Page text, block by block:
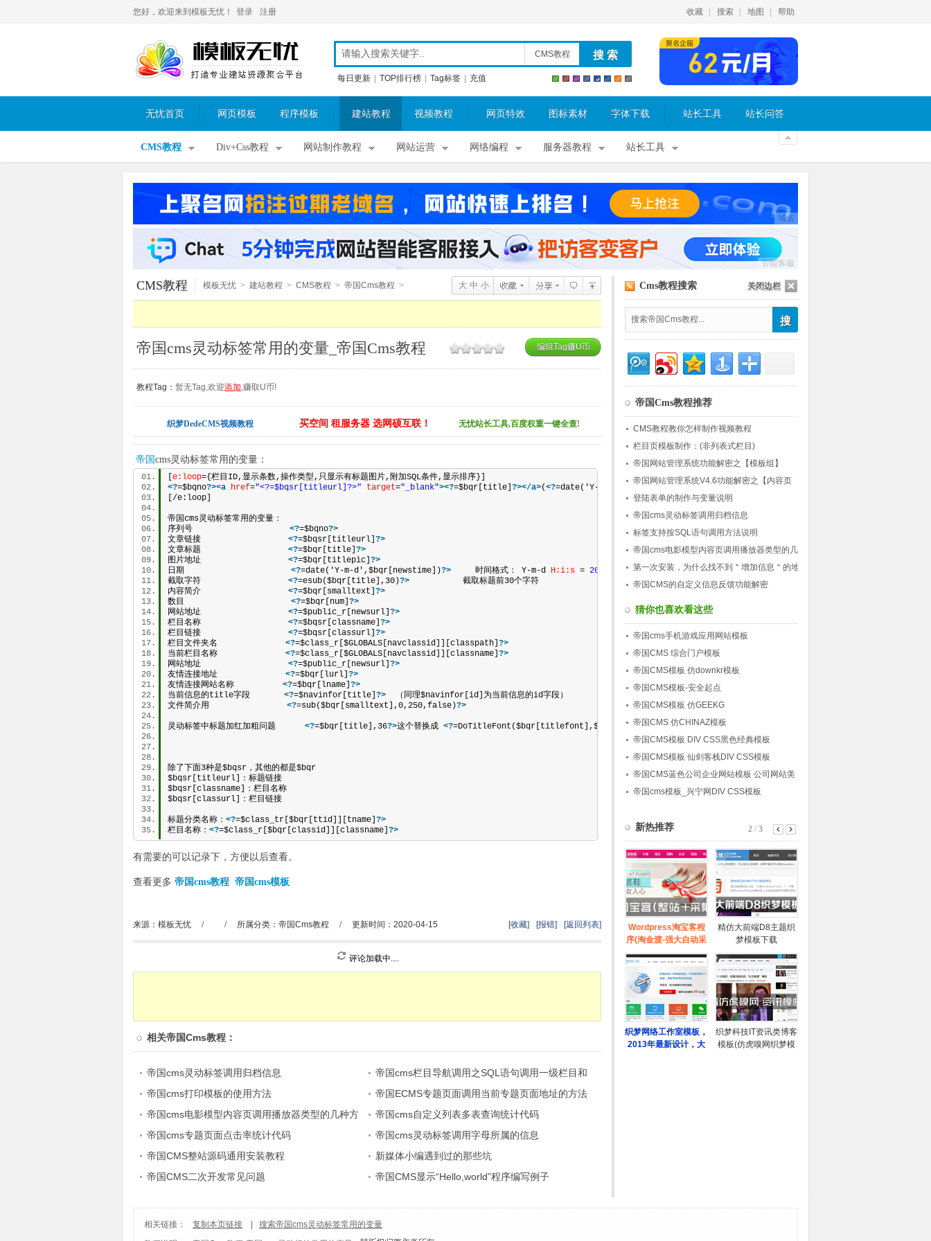
您好，欢迎来到模板无忧！ 登录 注册 收藏 搜索 地图 帮助
CMS教程
每日更新 TOP排行榜 Tag标签 充值
无忧首页 网页模板 程序模板 建站教程 视频教程 网页特效 图标素材 字体下载 站长工具 站长问答
CMS教程 Div+Css教程 网站制作教程 网站运营 网络编程 服务器教程 站长工具
域名
智能客服
关闭边栏
CMS教程 模板无忧 > 建站教程 > CMS教程 > 帝国Cms教程 > 大 中 小
帝国cms灵动标签常用的变量_帝国Cms教程 编辑Tag赚U币
教程Tag： 暂无Tag,欢迎添加,赚取U币!
织梦DedeCMS视频教程 买空间 租服务器 选网硕互联！ 无忧站长工具,百度权重一键全查!
帝国 cms灵动标签常用的变量：
e:loop={栏目ID,显示条数,操作类型,只显示有标题图片,附加SQL条件,显示排序}]
<?=$bqno?><a href="<?=$bqsr[titleurl]?>" target="_blank"><?=$bqr[title] ?></a>(<?=date('Y-m-d',$bqr[newstime]) ?>
)
[/e:loop]
帝国cms灵动标签常用的变量：
序列号 <?=$bqno?>
文章链接 <?=$bqsr[titleurl] ?>
文章标题 <?=$bqr[title] ?>
图片地址 <?=$bqr[titlepic] ?>
日期 <?=date('Y-m-d',$bqr[newstime])?> 时间格式： Y-m-d H:i:s = 2015
-12-17 11:15:23
截取字符 <?=esub($bqr[title],30)?> 截取标题前30个字符
内容简介 <?=$bqr[smalltext] ?>
数目 <?=$bqr[num] ?>
网站地址 <?=$public_r[newsurl] ?>
栏目名称 <?=$bqsr[classname] ?>
栏目链接 <?=$bqsr[classurl] ?>
栏目文件夹名 <?=$class_r[$GLOBALS[navclassid]][classpath] ?>
当前栏目名称 <?=$class_r[$GLOBALS[navclassid]][classname] ?>
网站地址 <?=$public_r[newsurl] ?>
友情连接地址 <?=$bqr[lurl] ?>
友情连接网站名称 <?=$bqr[lname] ?>
当前信息的title字段 <?=$navinfor[title] ?> （同理$navinfor[id]为当前信息的id字段）
文件简介用 <?=sub($bqr[smalltext],0,250,false)?>
灵动标签中标题加红加粗问题 <?=$bqr[title],36?>这个替换成 <?=DoTitleFont($bqr[titlefont],$bqr[title],36)?>
除了下面3种是$bqsr，其他的都是$bqr
$bqsr[titleurl]：标题链接
$bqsr[classname]：栏目名称
$bqsr[classurl]：栏目链接
标题分类名称： <?=$class_tr[$bqr[ttid]][tname] ?>
栏目名称： <?=$class_r[$bqr[classid]][classname] ?>
有需要的可以记录下，方便以后查看。
查看更多 帝国cms教程 帝国cms模板
来源：模板无忧 / / 所属分类： 帝国Cms教程 / 更新时间：2020-04-15 [收藏] [报错] [返回列表]
评论加载中....
相关帝国Cms教程 ：
帝国cms灵动标签调用归档信息
帝国cms栏目导航调用之SQL语句调用一级栏目和
二级栏目的方法
帝国cms打印模板的使用方法
帝国ECMS专题页面调用当前专题页面地址的方法
帝国cms电影模型内容页调用播放器类型的几种方
法
帝国cms自定义列表多表查询统计代码
帝国cms专题页面点击率统计代码
帝国cms灵动标签调用字母所属的信息
帝国CMS整站源码通用安装教程
新媒体小编遇到过的那些坑
帝国CMS二次开发常见问题
帝国CMS显示“Hello,world”程序编写例子
Cms教程搜索
帝国Cms教程推荐
CMS教程教你怎样制作视频教程
栏目页模板制作：(非列表式栏目)
帝国网站管理系统功能解密之【模板组】
帝国网站管理系统V4.6功能解密之【内容页
评论调用】
登陆表单的制作与变量说明
帝国cms灵动标签调用归档信息
标签支持按SQL语句调用方法说明
帝国cms电影模型内容页调用播放器类型的几
种方法
第一次安装，为什么找不到＂增加信息＂的地
方?
帝国CMS的自定义信息反馈功能解密
猜你也喜欢看这些
帝国cms手机游戏应用网站模板
帝国CMS 综合门户模板
帝国CMS模板 仿downkr模板
帝国CMS模板-安全起点
帝国CMS模板 仿GEEKG
帝国CMS 仿CHINAZ模板
帝国CMS模板 DIV CSS黑色经典模板
帝国CMS模板 仙剑客栈DIV CSS模板
帝国CMS蓝色公司企业网站模板 公司网站美
观大气
帝国cms模板_兴宁网DIV CSS模板
相关链接： 复制本页链接
搜索帝国cms灵动标签常用的变量